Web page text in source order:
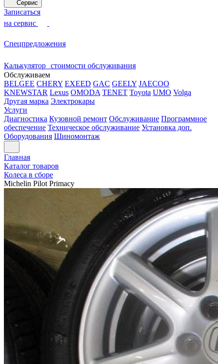
Сервис
Записаться
на сервис
Спецпредложения
Калькулятор стоимости обслуживания
Обслуживаем
BELGEE CHERY EXEED GAC GEELY JAECOO
KNEWSTAR Lexus OMODA TENET Toyota UMO Volga
Другая марка Электрокары
Услуги
Диагностика Кузовной ремонт Обслуживание Программное
обеспечение Техническое обслуживание Установка доп.
Оборудования Шиномонтаж
Главная
Каталог товаров
Колеса в сборе
Michelin Pilot Primacy